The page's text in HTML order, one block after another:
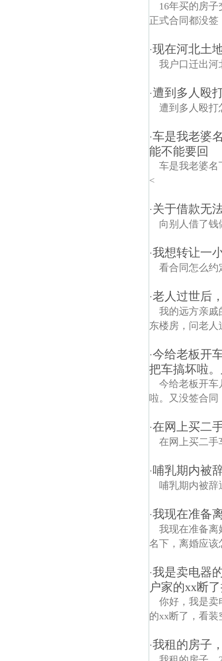
16年买的房
正式合同都没
·现在河北土
我户口迁出河
·遭到多人殴
遭到多人殴打
·车是我老婆
能不能要回
车是我老婆名
<
·关于借款无
向别人借了
·我想转让一
看合同怎么约
·老人过世后
我的远方亲戚
东楼房，问老
·今给老板开
把车搞坏啦
今给老板开车
啦。又没签合
·在网上买二
在网上买二手
·哺乳期内被
哺乳期内被
·我现在准备
我现在准备离
名下，离婚应该
·我是卖电器
户家的xx断
你好，我是卖
的xx断了，看
·我租的房子